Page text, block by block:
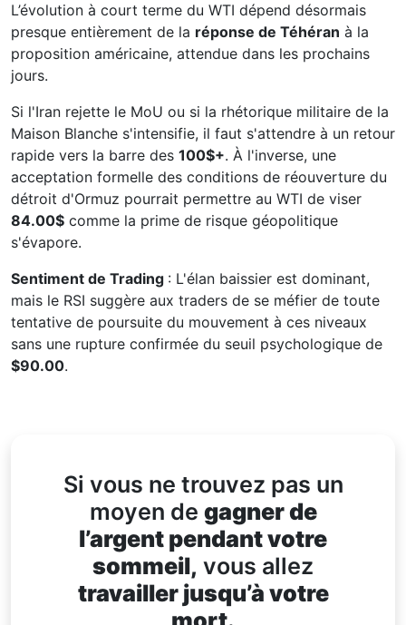
L’évolution à court terme du WTI dépend désormais
presque entièrement de la réponse de Téhéran à la
proposition américaine, attendue dans les prochains
jours.
Si l'Iran rejette le MoU ou si la rhétorique militaire de la
Maison Blanche s'intensifie, il faut s'attendre à un retour
rapide vers la barre des 100$+. À l'inverse, une
acceptation formelle des conditions de réouverture du
détroit d'Ormuz pourrait permettre au WTI de viser
84.00$ comme la prime de risque géopolitique
s'évapore.
Sentiment de Trading : L'élan baissier est dominant,
mais le RSI suggère aux traders de se méfier de toute
tentative de poursuite du mouvement à ces niveaux
sans une rupture confirmée du seuil psychologique de
$90.00.
Si vous ne trouvez pas un
moyen de gagner de
l’argent pendant votre
sommeil, vous allez
travailler jusqu’à votre